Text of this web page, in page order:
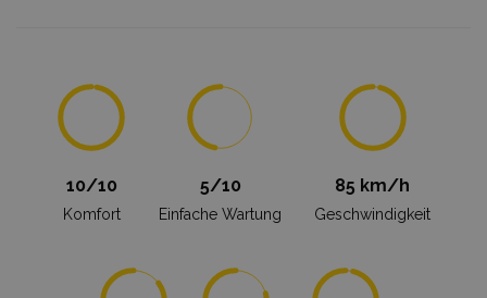
10/10
Komfort
5/10
Einfache Wartung
85 km/h
Geschwindigkeit